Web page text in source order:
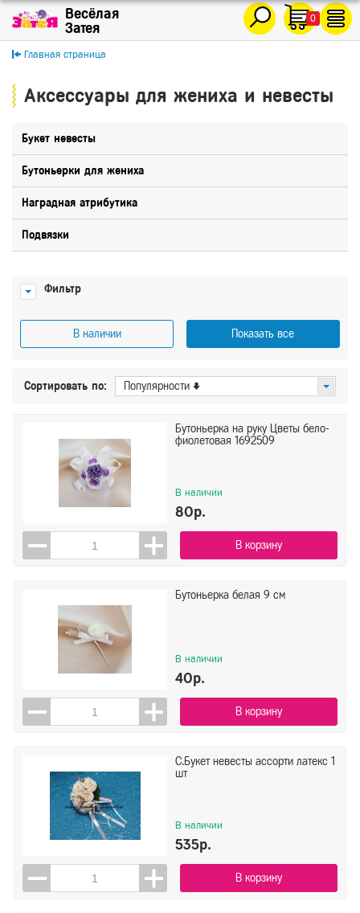
0
Главная страница
Аксессуары для жениха и невесты
Букет невесты
Бутоньерки для жениха
Наградная атрибутика
Подвязки
Фильтр
В наличии Показать все
Показать
Сортировать по: Популярности
Бутоньерка на руку Цветы бело-
фиолетовая 1692509
В наличии
80р.
В корзину
Бутоньерка белая 9 см
В наличии
40р.
В корзину
С.Букет невесты ассорти латекс 1
шт
В наличии
535р.
В корзину